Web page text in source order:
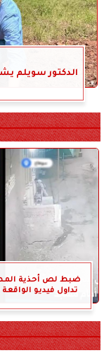
الدكتور سويلم
ضبط لص أحذية
تداول فيديو